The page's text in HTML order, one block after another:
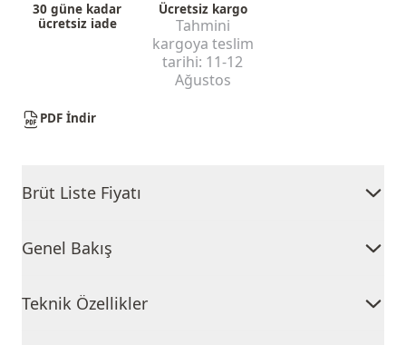
30 güne kadar
ücretsiz iade
Ücretsiz kargo
Tahmini
kargoya teslim
tarihi: 11-12
Ağustos
PDF İndir
Brüt Liste Fiyatı
Genel Bakış
Teknik Özellikler